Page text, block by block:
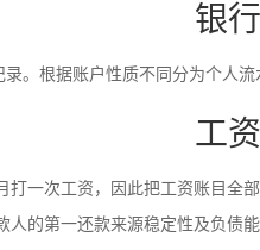
银
。根据账户性质不同分为个人
工
一次工资，因此把工资账目
的第一还款来源稳定性及负债能